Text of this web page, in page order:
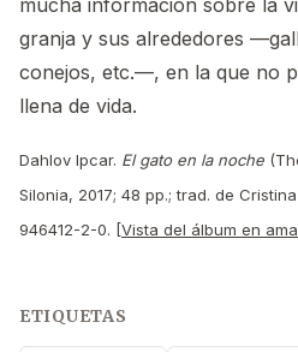
granja y sus alrededores
conejos, etc.—, en la que no
llena de vida.
Dahlov Ipcar. El gato en la noche
Silonia, 2017; 48 pp.; trad. de
946412-2-0. [Vista del álbum en
ETIQUETAS